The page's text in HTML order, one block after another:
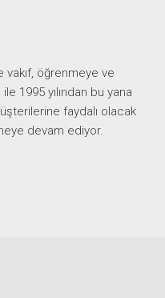
vakıf, öğrenmeye ve
1995 yılından bu yana
faydalı olacak
devam ediyor.